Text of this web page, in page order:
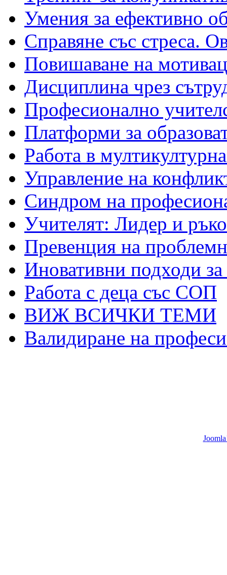
Умения за ефективно
Справяне със стреса.
Повишаване на
Дисциплина чрез
Професионално
Платформи за
Работа в
Управление на
Синдром на
Учителят: Лидер и
Превенция на
Иновативни подходи
Работа с деца със СОП
ВИЖ ВСИЧКИ ТЕМИ
Валидиране на